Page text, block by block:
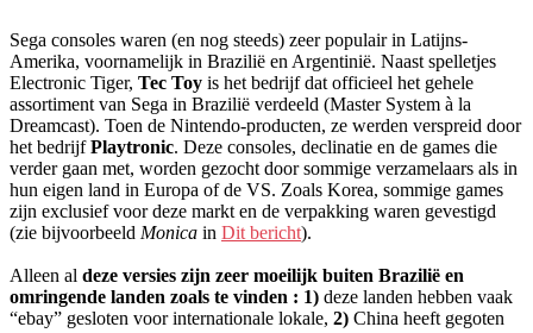
Sega consoles waren (en nog steeds) zeer populair in Latijns-
Amerika, voornamelijk in Brazilië en Argentinië. Naast spelletjes
Electronic Tiger, Tec Toy is het bedrijf dat officieel het gehele
assortiment van Sega in Brazilië verdeeld (Master System à la
Dreamcast). Toen de Nintendo-producten, ze werden verspreid door
het bedrijfPlaytronic. Deze consoles, declinatie en de games die
verder gaan met, worden gezocht door sommige verzamelaars als in
hun eigen land in Europa of de VS. Zoals Korea, sommige games
zijn exclusief voor deze markt en de verpakking waren gevestigd
(zie bijvoorbeeld Monica in Dit bericht).
Alleen al deze versies zijn zeer moeilijk buiten Brazilië en
omringende landen zoals te vinden : 1) deze landen hebben vaak
“ebay” gesloten voor internationale lokale, 2) China heeft gegoten